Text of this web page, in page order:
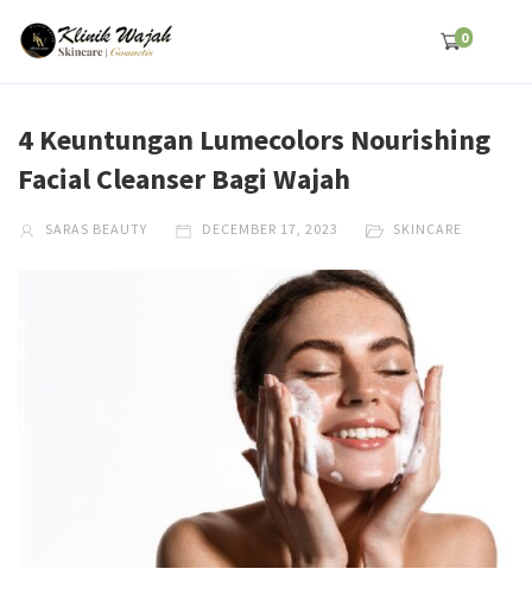
0
4 Keuntungan Lumecolors Nourishing
Facial Cleanser Bagi Wajah
SARAS BEAUTY DECEMBER 17, 2023 SKINCARE